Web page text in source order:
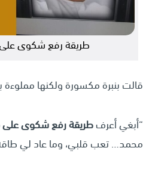
طريقة رفع شكوى
قالت بنبرة مكسورة ولكنها مملوءة
“أبغي أعرفطريقة رفع شكوى على
محمد… تعب قلبي، وما عاد لي